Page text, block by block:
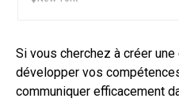
Si vous cherchez à créer
développer vos
communiquer efficacement